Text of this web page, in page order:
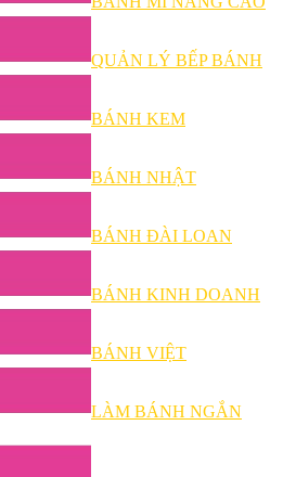
QUẢN LÝ BẾP BÁNH
BÁNH KEM
BÁNH NHẬT
BÁNH ĐÀI LOAN
BÁNH KINH DOANH
BÁNH VIỆT
LÀM BÁNH NGẮN